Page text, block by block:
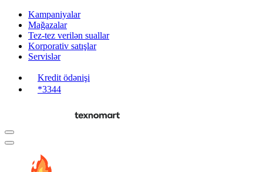
Kampaniyalar
Mağazalar
Tez-tez verilən suallar
Korporativ satışlar
Servislər
Kredit ödənişi
*3344